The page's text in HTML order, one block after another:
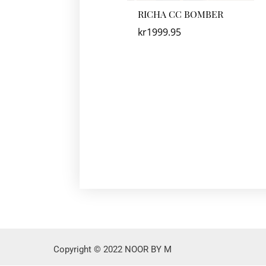
RICHA CC BOMBER
kr1999.95
Copyright © 2022 NOOR BY M